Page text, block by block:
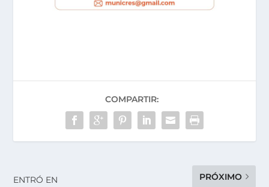
COMPARTIR:
ENTRÓ EN
PRÓXIMO